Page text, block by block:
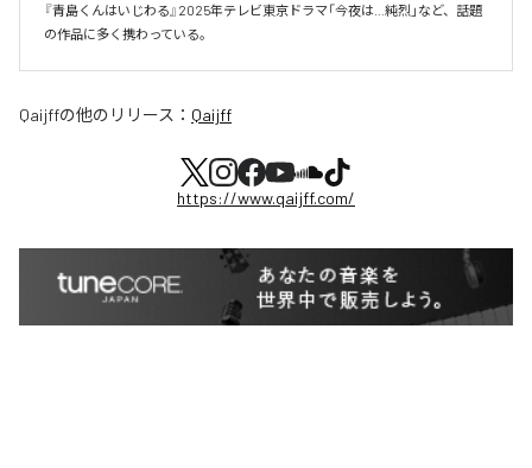
『青島くんはいじわる』2025年テレビ東京ドラマ「今夜は…純烈」など、話題
の作品に多く携わっている。
Qaijffの他のリリース： Qaijff
https://www.qaijff.com/